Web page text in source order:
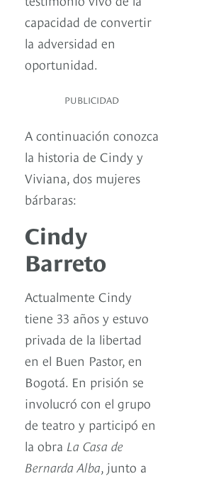
capacidad de convertir
la adversidad en
oportunidad.
PUBLICIDAD
A continuación conozca
la historia de Cindy y
Viviana, dos mujeres
bárbaras:
Cindy
Barreto
Actualmente Cindy
tiene 33 años y estuvo
privada de la libertad
en el Buen Pastor, en
Bogotá. En prisión se
involucró con el grupo
de teatro y participó en
la obra La Casa de
Bernarda Alba, junto a